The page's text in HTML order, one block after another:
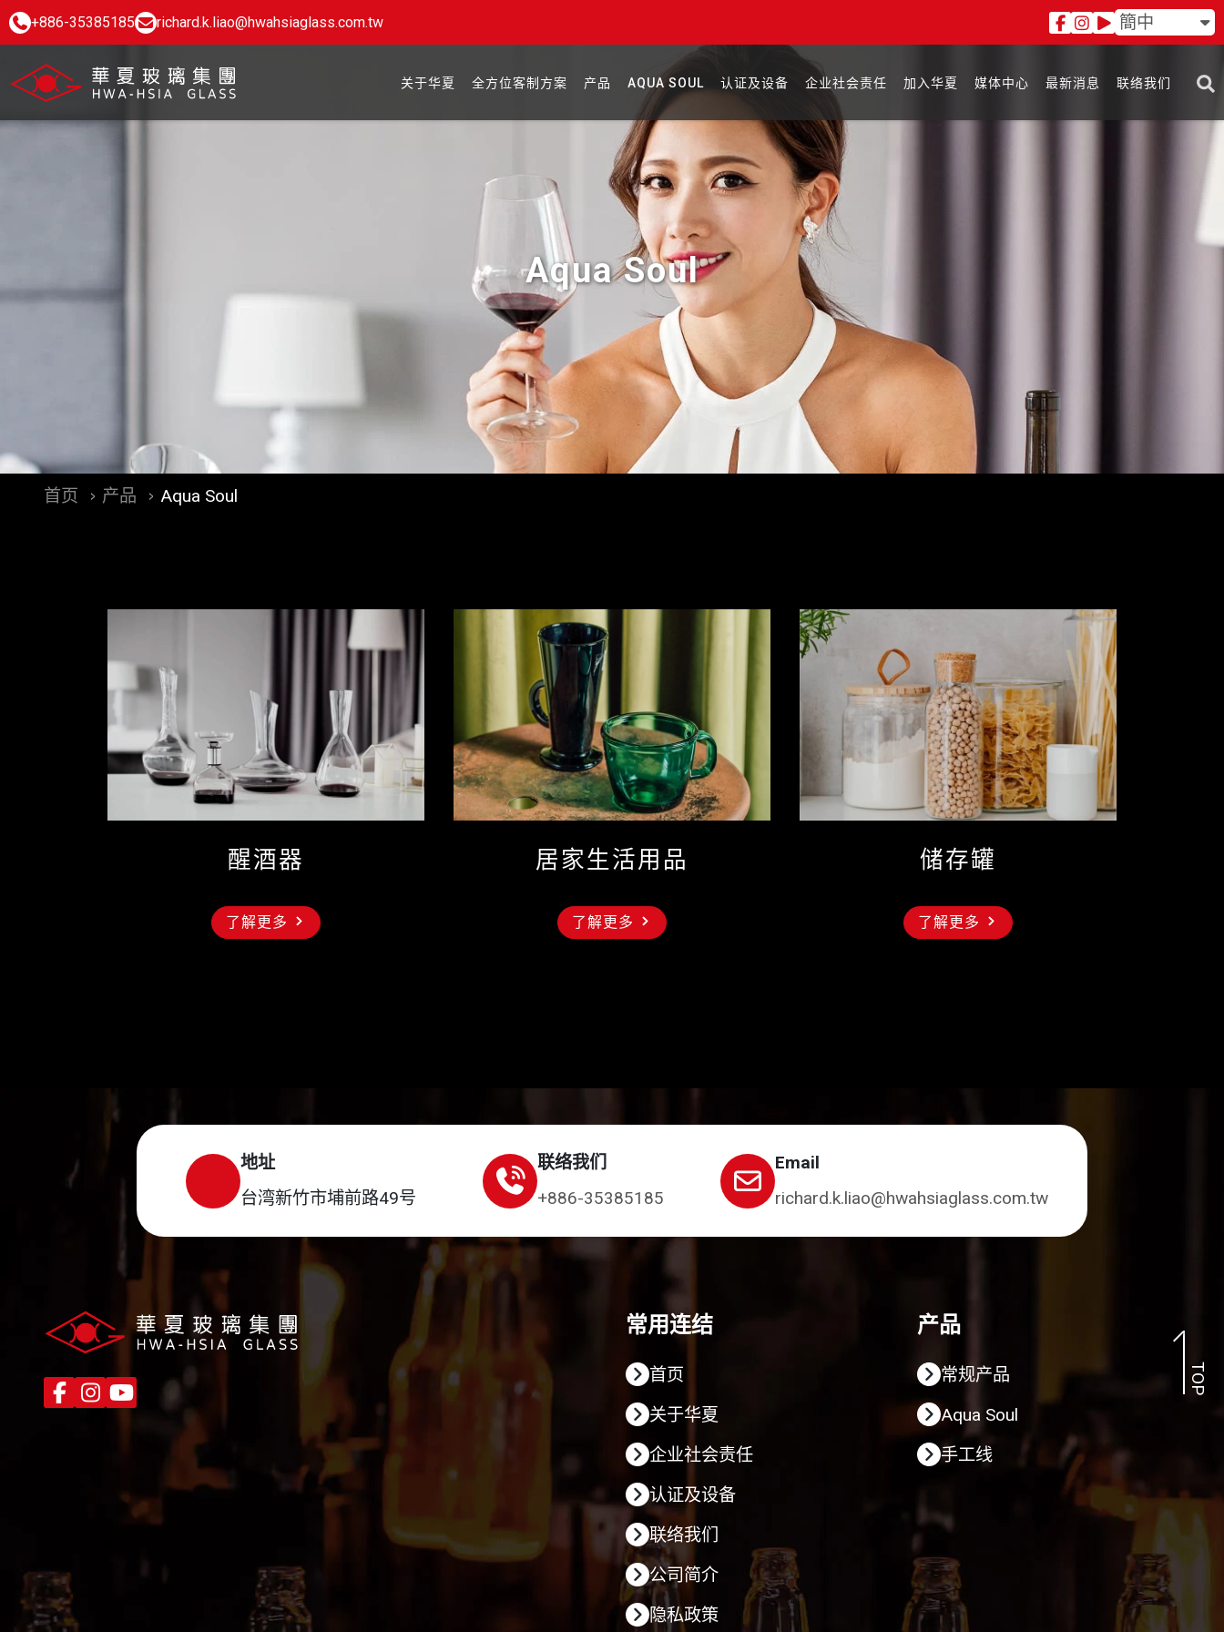
+886-35385185 richard.k.liao@hwahsiaglass.com.tw 簡中
关于华夏 全方位客制方案 产品 AQUA SOUL 认证及设备 企业社会责任 加入华夏 媒体中心 最新消息 联络我们
Aqua Soul
首页 产品 Aqua Soul
醒酒器
了解更多
居家生活用品
了解更多
储存罐
了解更多
TOP
地址
台湾新竹市埔前路49号
联络我们
+886-35385185
Email
richard.k.liao@hwahsiaglass.com.tw
常用连结
首页
关于华夏
企业社会责任
认证及设备
联络我们
公司简介
隐私政策
产品
常规产品
Aqua Soul
手工线